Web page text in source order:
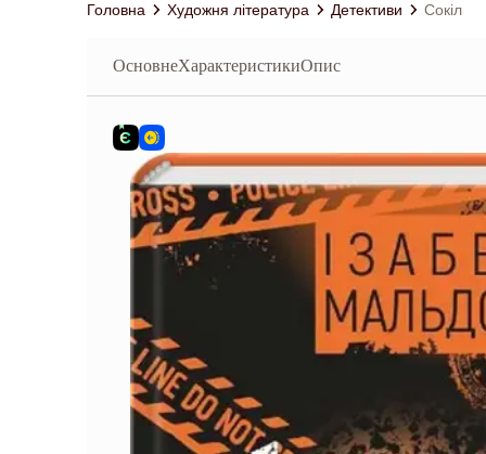
Головна Художня література Детективи Сокіл
ОсновнеХарактеристикиОпис